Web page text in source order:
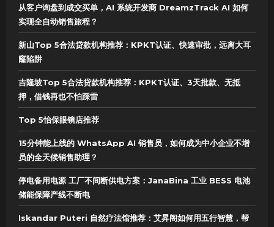
从客户询盘到成交买单，AI 系统开发商 DreamzTrack AI 如何
实现全自动销售旅程？
新山Top 5合法贷款机构推荐：KPKT认证、快速审批，远离大耳
窿陷阱
吉隆坡Top 5合法贷款机构推荐：KPKT认证、3天批款、无抵
押，借钱再也不怕踩雷
Top 5怡保眼镜店推荐
15分钟能上线的 WhatsApp AI 销售员，如何成为中小企业不增
员的全天候销售助理？
停电备用电源 工厂不间断供电方案：JanaBina 工业 BESS 电池
储能保障产线不断电
Iskandar Puteri 自然疗法馆推荐：艾昇阁如何用五行智慧，帮